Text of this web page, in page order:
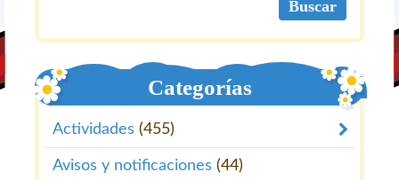
Categorías
Actividades (455)
Avisos y notificaciones (44)